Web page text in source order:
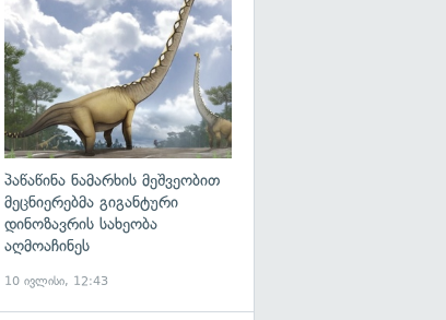
პაწაწინა ნამარხის მეშვეობით
მეცნიერებმა გიგანტური
დინოზავრის სახეობა
აღმოაჩინეს
10 ივლისი, 12:43